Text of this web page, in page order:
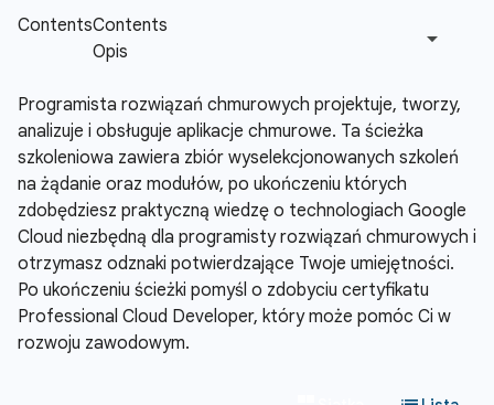
Programista rozwiązań chmurowych projektuje, tworzy,
analizuje i obsługuje aplikacje chmurowe. Ta ścieżka
szkoleniowa zawiera zbiór wyselekcjonowanych szkoleń
na żądanie oraz modułów, po ukończeniu których
zdobędziesz praktyczną wiedzę o technologiach Google
Cloud niezbędną dla programisty rozwiązań chmurowych i
otrzymasz odznaki potwierdzające Twoje umiejętności.
Po ukończeniu ścieżki pomyśl o zdobyciu certyfikatu
Professional Cloud Developer, który może pomóc Ci w
rozwoju zawodowym.